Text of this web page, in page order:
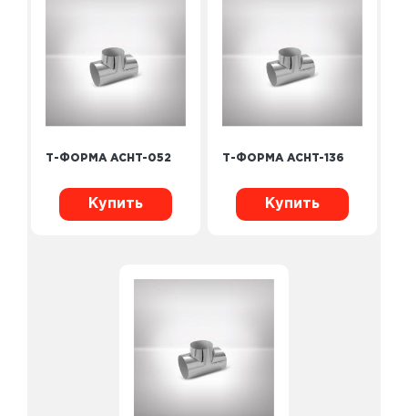
Т-ФОРМА ACHT-052
Купить
Т-ФОРМА ACHT-136
Купить